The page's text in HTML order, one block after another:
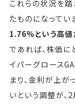
これらの状況を
たものになっていま
1.76%という高値
であれば、株価に
イパーグロース
まり、金利が上が
いという調整が、